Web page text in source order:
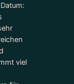
viel